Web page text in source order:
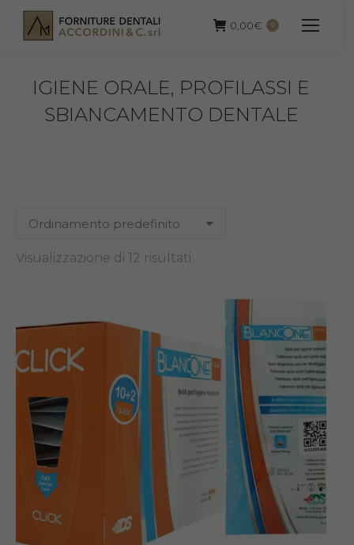
0,00€ 0
IGIENE ORALE, PROFILASSI E
SBIANCAMENTO DENTALE
Visualizzazione di 12 risultati